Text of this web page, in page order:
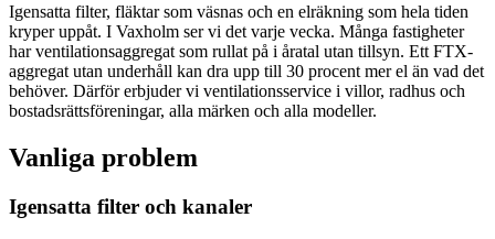
Igensatta filter, fläktar som väsnas och en elräkning som hela tiden
kryper uppåt. I Vaxholm ser vi det varje vecka. Många fastigheter
har ventilationsaggregat som rullat på i åratal utan tillsyn. Ett FTX-
aggregat utan underhåll kan dra upp till 30 procent mer el än vad det
behöver. Därför erbjuder vi ventilationsservice i villor, radhus och
bostadsrättsföreningar, alla märken och alla modeller.
Vanliga problem
Igensatta filter och kanaler